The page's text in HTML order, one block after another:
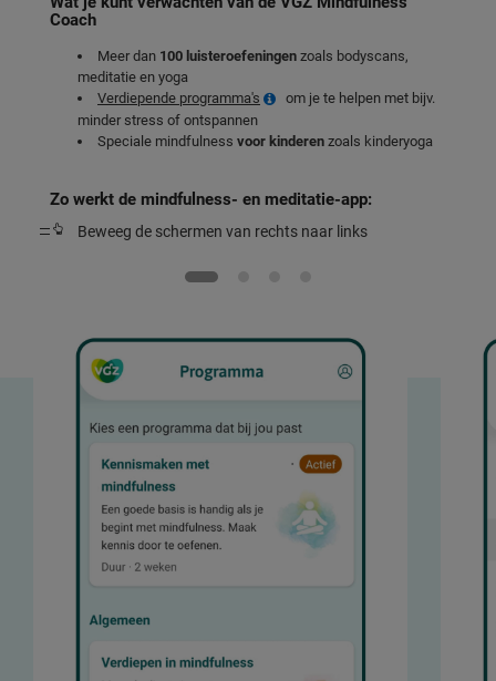
Coach
Meer dan 100 luisteroefeningen zoals bodyscans,
meditatie en yoga
Verdiepende programma's
om je te helpen met bijv.
minder stress of ontspannen
Speciale mindfulness voor kinderen zoals kinderyoga
Zo werkt de mindfulness- en meditatie-app:
Beweeg de schermen van rechts naar links